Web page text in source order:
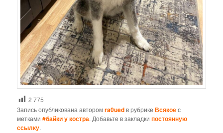
2 775
Запись опубликована авторомra0uedв рубрикеВсякоес
метками#байки у костра. Добавьте в закладкипостоянную
ссылку.